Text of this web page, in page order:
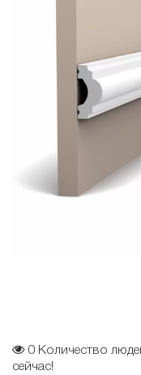
0 Количество
сейчас!